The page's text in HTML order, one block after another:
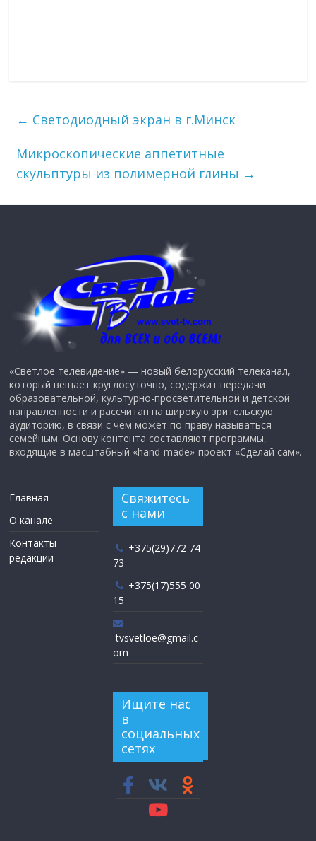
← Светодиодный экран в г.Минск
Микроскопические аппетитные
скульптуры из полимерной глины →
«Светлое телевидение» — новый белорусский телеканал,
который вещает круглосуточно, содержит передачи
образовательной, культурно-просветительной и детской
направленности и рассчитан на широкую зрительскую
аудиторию, в связи с чем может по праву называться
семейным. Основу контента составляют программы,
входящие в масштабный «hand-made»-проект «Сделай сам».
Главная
О канале
Контакты
редакции
Свяжитесь
с нами
+375(29)772 74
73
+375(17)555 00
15
tvsvetloe@gmail.c
om
Ищите нас
в
социальных
сетях